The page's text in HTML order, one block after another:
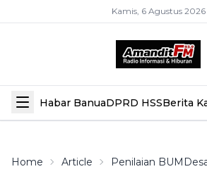
Kamis, 6 Agustus 2026
Habar BanuaDPRD HSSBerita
Home Article Penilaian